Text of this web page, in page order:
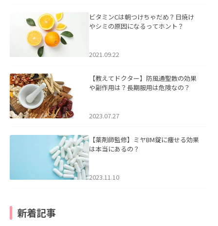
ビタミンCは朝つけちゃだめ？日焼け
やシミの原因になるってホント？
2021.09.22
【教えてドクター】防風通聖散の効果
や副作用は？長期服用は危険なの？
2023.07.27
【薬剤師監修】ミヤBM錠に痩せる効果
は本当にあるの？
2023.11.10
新着記事